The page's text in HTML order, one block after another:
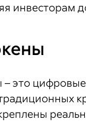
инвесторам
– это